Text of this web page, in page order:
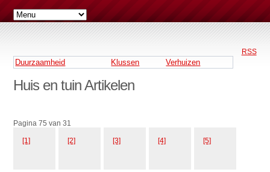
RSS
Duurzaamheid Klussen Verhuizen
Huis en tuin Artikelen
Pagina 75 van 31
[1] [2] [3] [4] [5]